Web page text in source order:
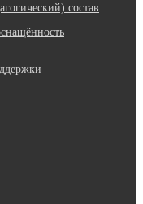
состав